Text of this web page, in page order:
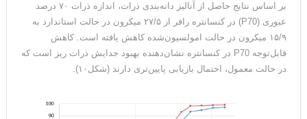
بر اساس نتایج حاصل از آنالیز دانه‌بندی ذرات، اندازه ذرات ۷۰ درصد
عبوری (P70) در کنسانتره رافر از ۲۷/۵ میکرون در حالت استاندارد به
۱۵/۹ میکرون در حالت امولسیون‌شده کاهش یافته است. کاهش
قابل‌توجه P70 در کنسانتره نشان‌دهنده بهبود جدایش ذرات ریز است که
در حالت معمول، احتمال بازیابی پایین‌تری دارند (شکل۱۰).